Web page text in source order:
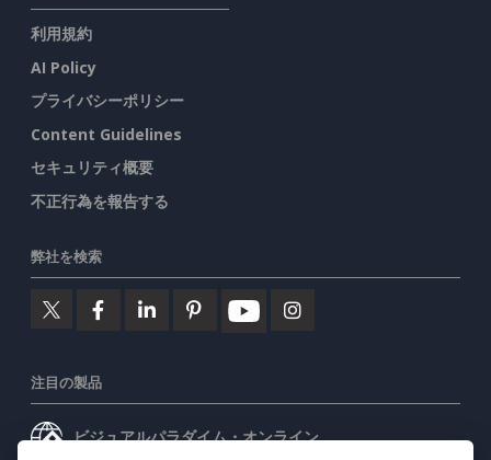
利用規約
AI Policy
プライバシーポリシー
Content Guidelines
セキュリティ概要
不正行為を報告する
弊社を検索
注目の製品
ビジュアルパラダイム・オンライン